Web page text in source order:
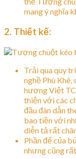
mang ý nghĩa
2. Thiết kế:
Trải qua quy
nghề Phù
hương Việt
thiện với các
đầu đàn dẫn
bao tiền với
diễn tả rất
Phần đế của
nhưng cũng